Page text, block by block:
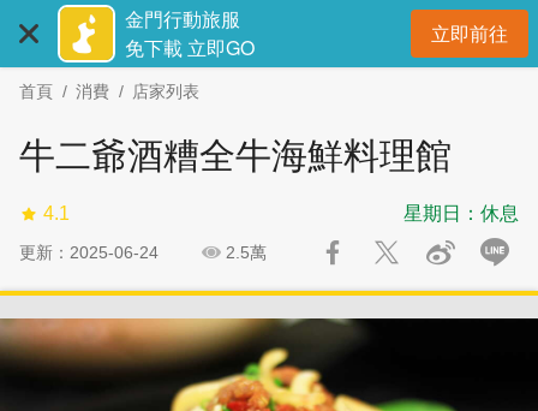
主
金門行動旅服
免下載 立即GO
立即前往開
首頁 消費 店家列表
牛二爺酒糟全牛海鮮料理館
4.1 星期日：休息
更新：2025-06-24 2.5萬
社